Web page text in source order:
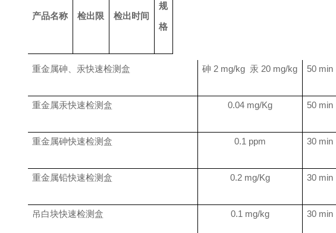
产品名称 检出限 检出时间
规
格
重金属砷、汞快速检测盒 砷 2 mg/kg 汞 20 mg/kg 50 min
重金属汞快速检测盒 0.04 mg/Kg 50 min
重金属砷快速检测盒 0.1 ppm 30 min
重金属铅快速检测盒 0.2 mg/Kg 30 min
吊白块快速检测盒 0.1 mg/kg 30 min